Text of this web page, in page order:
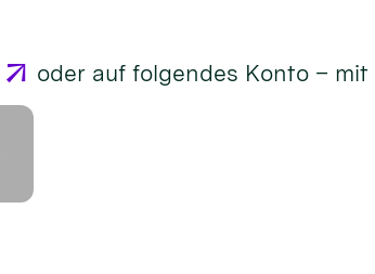
oder auf folgendes Konto –